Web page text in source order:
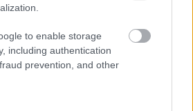
to enable storage
including authentication
prevention, and other